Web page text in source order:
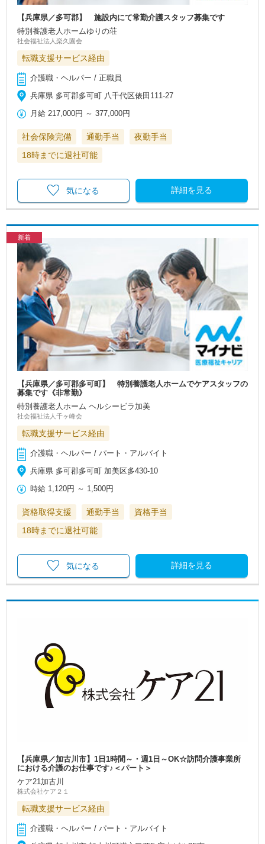
【兵庫県／多可郡】 施設内にて常勤介護スタッフ募集です
特別養護老人ホームゆりの荘
社会福祉法人楽久園会
転職支援サービス経由
介護職・ヘルパー / 正職員
兵庫県 多可郡多可町 八千代区俵田111-27
月給 217,000円 ～377,000円
社会保険完備 通勤手当
夜勤手当
18時までに退社可能
詳細を見る
気になる
新着
【兵庫県／多可郡多可町】 特別養護老人ホームでケアスタッフの
募集です《非常勤》
特別養護老人ホーム ヘルシービラ加美
社会福祉法人千ヶ峰会
転職支援サービス経由
介護職・ヘルパー / パート・アルバイト
兵庫県 多可郡多可町 加美区多430-10
時給 1,120円 ～ 1,500円
資格取得支援 通勤手当
資格手当
18時までに退社可能
詳細を見る
気になる
【兵庫県／加古川市】1日1時間～・週1日～OK☆訪問介護事業所
における介護のお仕事です♪＜パート＞
ケア21加古川
株式会社ケア２１
転職支援サービス経由
介護職・ヘルパー / パート・アルバイト